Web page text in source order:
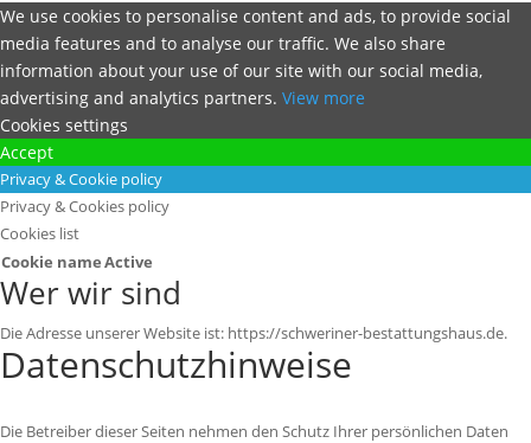
We use cookies to personalise content and ads, to provide social
media features and to analyse our traffic. We also share
information about your use of our site with our social media,
advertising and analytics partners. View more
Cookies settings
Accept
Privacy & Cookie policy
Privacy & Cookies policy
Cookies list
Cookie nameActive
Wer wir sind
Die Adresse unserer Website ist: https://schweriner-bestattungshaus.de.
Datenschutzhinweise
Die Betreiber dieser Seiten nehmen den Schutz Ihrer persönlichen Daten